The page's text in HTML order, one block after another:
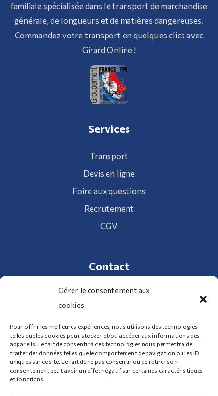
Gérer le consentement aux
cookies
Pour offrir les meilleures expériences, nous utilisons des technologies
telles que les cookies pour stocker et/ou accéder aux informations des
appareils. Le fait de consentir à ces technologies nous permettra de
traiter des données telles que le comportement de navigation ou les ID
uniques sur ce site. Le fait de ne pas consentir ou de retirer son
consentement peut avoir un effet négatif sur certaines caractéristiques
et fonctions.
familiale spécialisée dans le transport de marchandise
générale, de longueurs et de matières dangereuses.
Commandez votre transport en quelques clics avec
Girard Online !
Services
Transport
Devis en ligne
Foire aux questions
Recrutement
CGV
Contact
01 34 70 32 98
100 Route de Clermont 95340 Bernes-sur-Oise
Nous contacter